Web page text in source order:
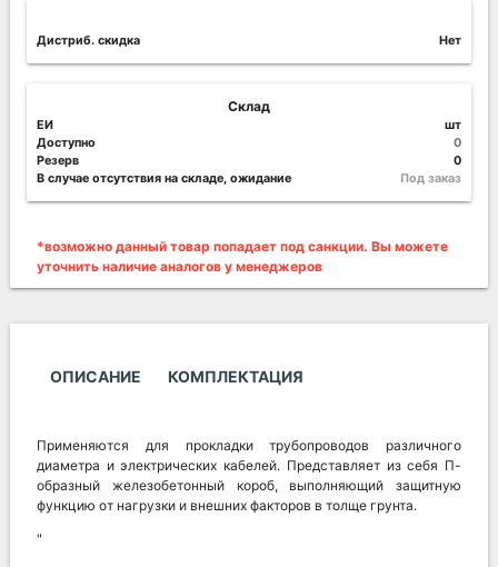
Дистриб. скидка Нет
Склад
ЕИ
шт
Доступно
0
Резерв
0
В случае отсутствия на складе, ожидание
Под заказ
*возможно данный товар попадает под санкции. Вы можете
уточнить наличие аналогов у менеджеров
ОПИСАНИЕ КОМПЛЕКТАЦИЯ
Применяются для прокладки трубопроводов различного
диаметра и электрических кабелей. Представляет из себя П-
образный железобетонный короб, выполняющий защитную
функцию от нагрузки и внешних факторов в толще грунта.
"